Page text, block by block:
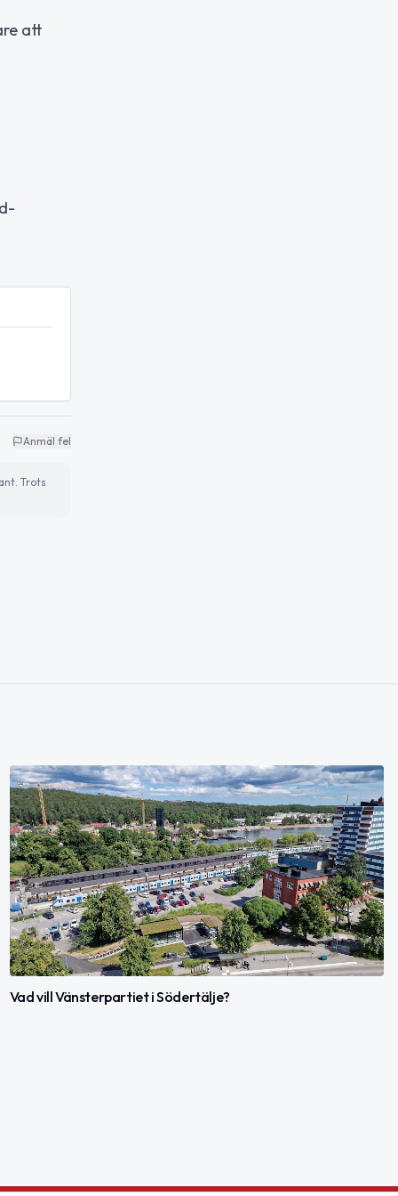
att
Anmäl fel
Trots
Vad vill Vänsterpartiet i Södertälje?